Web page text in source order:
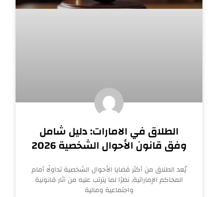
الطلاق في الامارات: دليل شامل
وفق قانون الأحوال الشخصية 2026
يُعد الطلاق من أكثر قضايا الأحوال الشخصية تداولًا أمام
المحاكم الإماراتية، نظرًا لما يترتب عليه من آثار قانونية
واجتماعية ومالية